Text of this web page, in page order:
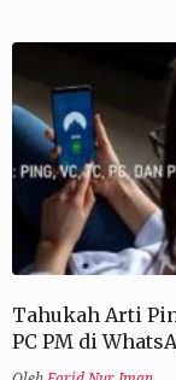
Tahukah Arti
PC PM di